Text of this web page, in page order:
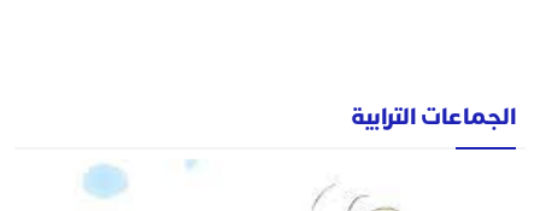
الجماعات الترابية